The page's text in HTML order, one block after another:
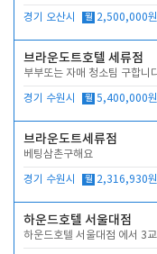
경기 오산시 월 2,500,000원
브라운도트호텔 세류점
부부또는 자매 청소팀 구합니
경기 수원시 월 5,400,000원
브라운도트세류점
베팅삼촌구해요
경기 수원시 월 2,316,930원
하운드호텔 서울대점
하운드호텔 서울대점 에서 3